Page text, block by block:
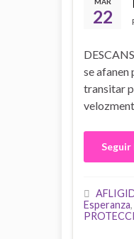
22
se afanen
transitar
Seguir
Esperanza,